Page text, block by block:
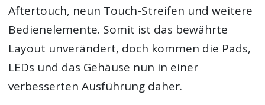
Aftertouch, neun Touch-Streifen und weitere
Bedienelemente. Somit ist das bewährte
Layout unverändert, doch kommen die Pads,
LEDs und das Gehäuse nun in einer
verbesserten Ausführung daher.